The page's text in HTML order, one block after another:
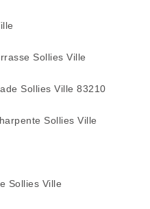
Sollies Ville
Sollies Ville 83210
Sollies Ville
Sollies Ville